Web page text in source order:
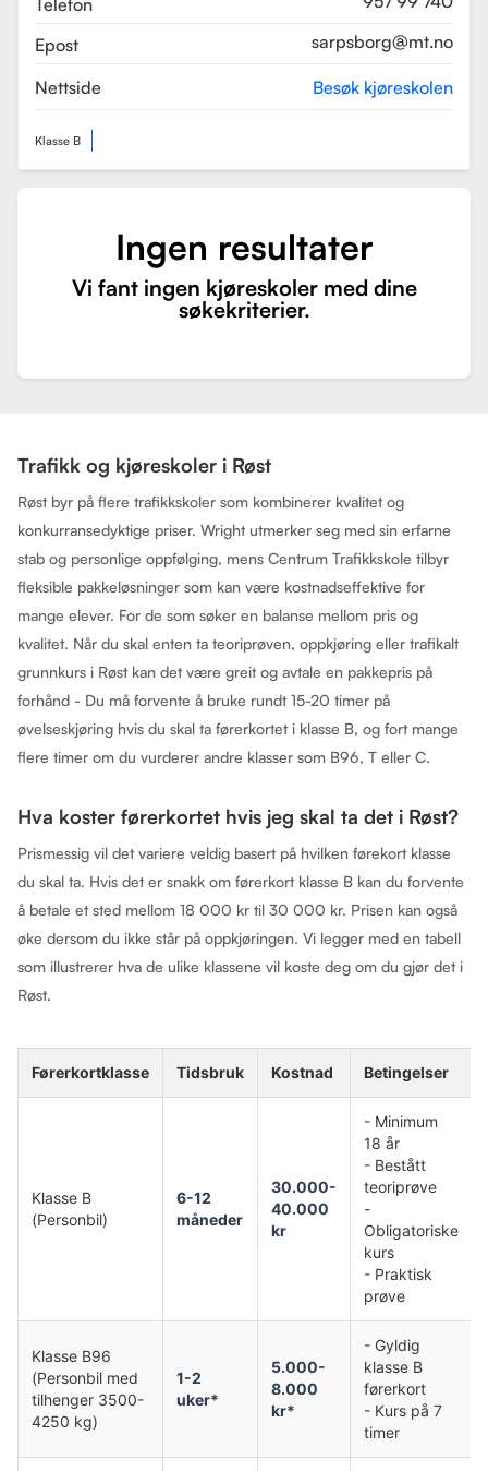
Telefon
Epost
sarpsborg@mt.no
Nettside Besøk kjøreskolen
Klasse B
Ingen resultater
Vi fant ingen kjøreskoler med dine
søkekriterier.
Trafikk og kjøreskoler i Røst
Røst byr på flere trafikkskoler som kombinerer kvalitet og
konkurransedyktige priser. Wright utmerker seg med sin erfarne
stab og personlige oppfølging, mens Centrum Trafikkskole tilbyr
fleksible pakkeløsninger som kan være kostnadseffektive for
mange elever. For de som søker en balanse mellom pris og
kvalitet. Når du skal enten ta teoriprøven, oppkjøring eller trafikalt
grunnkurs i Røst kan det være greit og avtale en pakkepris på
forhånd - Du må forvente å bruke rundt 15-20 timer på
øvelseskjøring hvis du skal ta førerkortet i klasse B, og fort mange
flere timer om du vurderer andre klasser som B96, T eller C.
Hva koster førerkortet hvis jeg skal ta det i Røst?
Prismessig vil det variere veldig basert på hvilken førekort klasse
du skal ta. Hvis det er snakk om førerkort klasse B kan du forvente
å betale et sted mellom 18 000 kr til 30 000 kr. Prisen kan også
øke dersom du ikke står på oppkjøringen. Vi legger med en tabell
som illustrerer hva de ulike klassene vil koste deg om du gjør det i
Røst.
Førerkortklasse Tidsbruk Kostnad Betingelser
Klasse B
(Personbil)
6-12
måneder
30.000-
40.000
kr
- Minimum
18 år
- Bestått
teoriprøve
-
Obligatoriske
kurs
- Praktisk
prøve
Klasse B96
(Personbil med
tilhenger 3500-
4250 kg)
1-2
uker*
5.000-
8.000
kr*
- Gyldig
klasse B
førerkort
- Kurs på 7
timer